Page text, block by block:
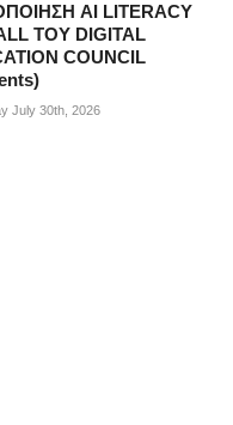
AI LITERACY
ΤΟΥ DIGITAL
COUNCIL
July 30th, 2026